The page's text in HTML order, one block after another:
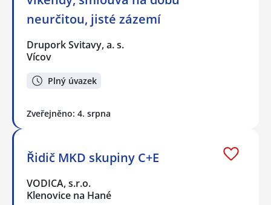
neurčitou, jisté zázemí
Drupork Svitavy, a. s.
Vícov
Plný úvazek
Zveřejněno: 4. srpna
Řidič MKD skupiny C+E
VODICA, s.r.o.
Klenovice na Hané